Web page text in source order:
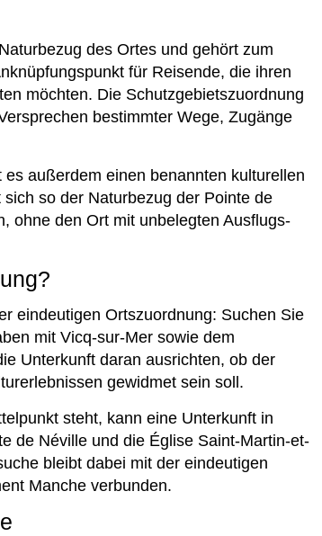
des Ortes und gehört zum
für Reisende, die ihren
möchten. Die Schutzgebietszuordnung
bestimmter Wege, Zugänge
außerdem einen benannten kulturellen
so der Naturbezug der Pointe de
ohne den Ort mit unbelegten Ausflugs-
eindeutigen Ortszuordnung: Suchen Sie
mit Vicq-sur-Mer sowie dem
Unterkunft daran ausrichten, ob der
gewidmet sein soll.
steht, kann eine Unterkunft in
de Néville und die Église Saint-Martin-et-
bleibt dabei mit der eindeutigen
Manche verbunden.